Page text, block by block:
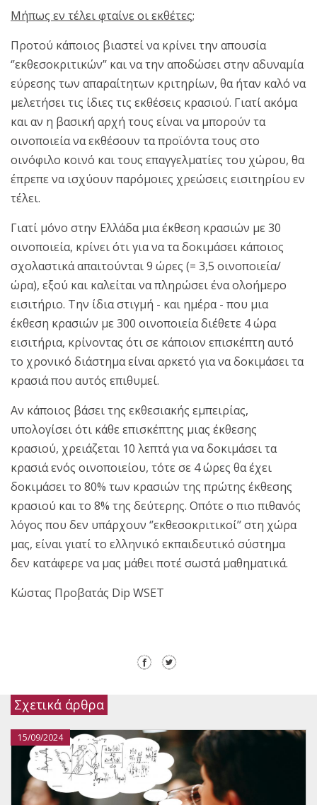
Μήπως εν τέλει φταίνε οι εκθέτες;
Προτού κάποιος βιαστεί να κρίνει την απουσία
‘’εκθεσοκριτικών’’ και να την αποδώσει στην αδυναμία
εύρεσης των απαραίτητων κριτηρίων, θα ήταν καλό να
μελετήσει τις ίδιες τις εκθέσεις κρασιού. Γιατί ακόμα
και αν η βασική αρχή τους είναι να μπορούν τα
οινοποιεία να εκθέσουν τα προϊόντα τους στο
οινόφιλο κοινό και τους επαγγελματίες του χώρου, θα
έπρεπε να ισχύουν παρόμοιες χρεώσεις εισιτηρίου εν
τέλει.
Γιατί μόνο στην Ελλάδα μια έκθεση κρασιών με 30
οινοποιεία, κρίνει ότι για να τα δοκιμάσει κάποιος
σχολαστικά απαιτούνται 9 ώρες (= 3,5 οινοποιεία/
ώρα), εξού και καλείται να πληρώσει ένα ολοήμερο
εισιτήριο. Την ίδια στιγμή - και ημέρα - που μια
έκθεση κρασιών με 300 οινοποιεία διέθετε 4 ώρα
εισιτήρια, κρίνοντας ότι σε κάποιον επισκέπτη αυτό
το χρονικό διάστημα είναι αρκετό για να δοκιμάσει τα
κρασιά που αυτός επιθυμεί.
Αν κάποιος βάσει της εκθεσιακής εμπειρίας,
υπολογίσει ότι κάθε επισκέπτης μιας έκθεσης
κρασιού, χρειάζεται 10 λεπτά για να δοκιμάσει τα
κρασιά ενός οινοποιείου, τότε σε 4 ώρες θα έχει
δοκιμάσει το 80% των κρασιών της πρώτης έκθεσης
κρασιού και το 8% της δεύτερης. Οπότε ο πιο πιθανός
λόγος που δεν υπάρχουν ‘’εκθεσοκριτικοί’’ στη χώρα
μας, είναι γιατί το ελληνικό εκπαιδευτικό σύστημα
δεν κατάφερε να μας μάθει ποτέ σωστά μαθηματικά.
Κώστας Προβατάς Dip WSET
Σχετικά άρθρα
15/09/2024